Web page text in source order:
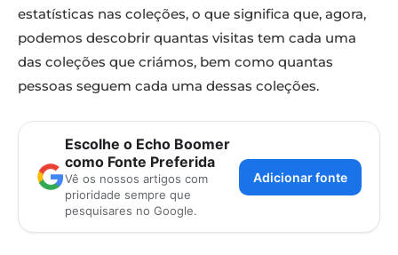
estatísticas nas coleções, o que significa que, agora,
podemos descobrir quantas visitas tem cada uma
das coleções que criámos, bem como quantas
pessoas seguem cada uma dessas coleções.
Escolhe o Echo Boomer
como Fonte Preferida
Vê os nossos artigos com
prioridade sempre que
pesquisares no Google.
Adicionar fonte